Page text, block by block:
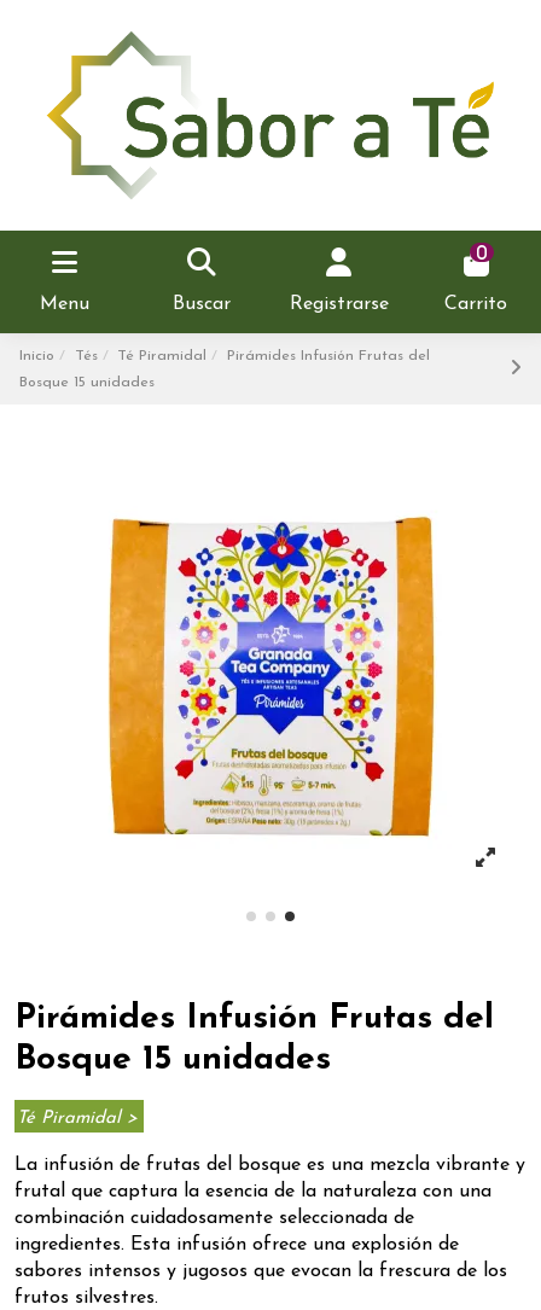
Menu Buscar Registrarse
0
Carrito
Inicio Tés Té Piramidal
Pirámides Infusión Frutas del
Bosque 15 unidades
Pirámides Infusión Frutas del
Bosque 15 unidades
Té Piramidal >
La infusión de frutas del bosque es una mezcla vibrante y
frutal que captura la esencia de la naturaleza con una
combinación cuidadosamente seleccionada de
ingredientes. Esta infusión ofrece una explosión de
sabores intensos y jugosos que evocan la frescura de los
frutos silvestres.